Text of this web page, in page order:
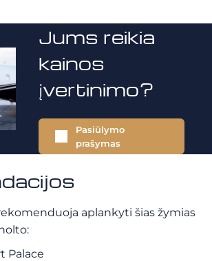
Jums reikia
kainos
įvertinimo?
Pasiūlymo
prašymas
aplankyti šias žymias
Palace